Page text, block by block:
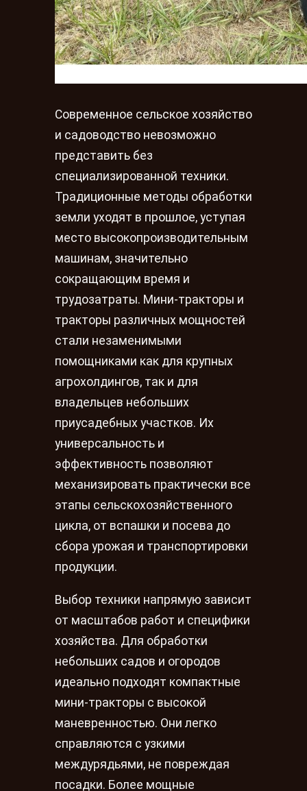
Современное сельское хозяйство
и садоводство невозможно
представить без
специализированной техники.
Традиционные методы обработки
земли уходят в прошлое, уступая
место высокопроизводительным
машинам, значительно
сокращающим время и
трудозатраты. Мини-тракторы и
тракторы различных мощностей
стали незаменимыми
помощниками как для крупных
агрохолдингов, так и для
владельцев небольших
приусадебных участков. Их
универсальность и
эффективность позволяют
механизировать практически все
этапы сельскохозяйственного
цикла, от вспашки и посева до
сбора урожая и транспортировки
продукции.
Выбор техники напрямую зависит
от масштабов работ и специфики
хозяйства. Для обработки
небольших садов и огородов
идеально подходят компактные
мини-тракторы с высокой
маневренностью. Они легко
справляются с узкими
междурядьями, не повреждая
посадки. Более мощные